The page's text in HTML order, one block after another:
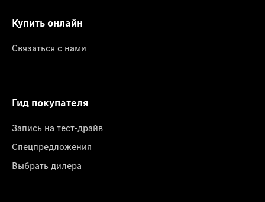
Купить онлайн
Связаться с нами
Гид покупателя
Запись на тест-драйв
Спецпредложения
Выбрать дилера